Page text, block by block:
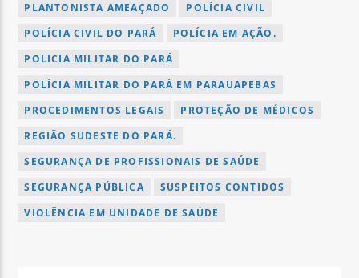
PLANTONISTA AMEAÇADO
POLÍCIA CIVIL
POLÍCIA CIVIL DO PARÁ
POLÍCIA EM AÇÃO.
POLICIA MILITAR DO PARÁ
POLÍCIA MILITAR DO PARÁ EM PARAUAPEBAS
PROCEDIMENTOS LEGAIS
PROTEÇÃO DE MÉDICOS
REGIÃO SUDESTE DO PARÁ.
SEGURANÇA DE PROFISSIONAIS DE SAÚDE
SEGURANÇA PÚBLICA
SUSPEITOS CONTIDOS
VIOLÊNCIA EM UNIDADE DE SAÚDE